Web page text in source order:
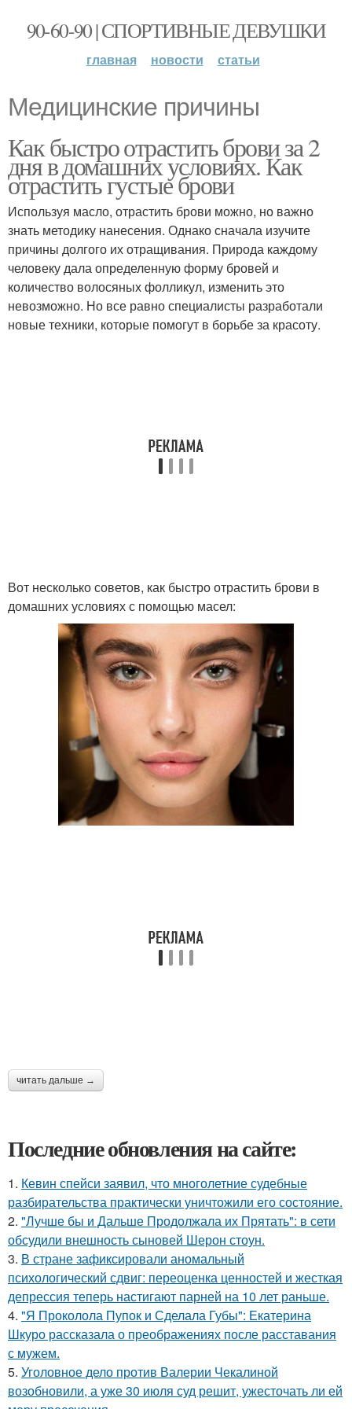
90-60-90 | СПОРТИВНЫЕ ДЕВУШКИ
главная новости статьи
Медицинские причины
Как быстро отрастить брови за 2
дня в домашних условиях. Как
отрастить густые брови
Используя масло, отрастить брови можно, но важно
знать методику нанесения. Однако сначала изучите
причины долгого их отращивания. Природа каждому
человеку дала определенную форму бровей и
количество волосяных фолликул, изменить это
невозможно. Но все равно специалисты разработали
новые техники, которые помогут в борьбе за красоту.
Вот несколько советов, как быстро отрастить брови в
домашних условиях с помощью масел:
читать дальше →
Последние обновления на сайте:
1. Кевин спейси заявил, что многолетние судебные
разбирательства практически уничтожили его состояние.
2. "Лучше бы и Дальше Продолжала их Прятать": в сети
обсудили внешность сыновей Шерон стоун.
3. В стране зафиксировали аномальный
психологический сдвиг: переоценка ценностей и жесткая
депрессия теперь настигают парней на 10 лет раньше.
4. "Я Проколола Пупок и Сделала Губы": Екатерина
Шкуро рассказала о преображениях после расставания
с мужем.
5. Уголовное дело против Валерии Чекалиной
возобновили, а уже 30 июля суд решит, ужесточать ли ей